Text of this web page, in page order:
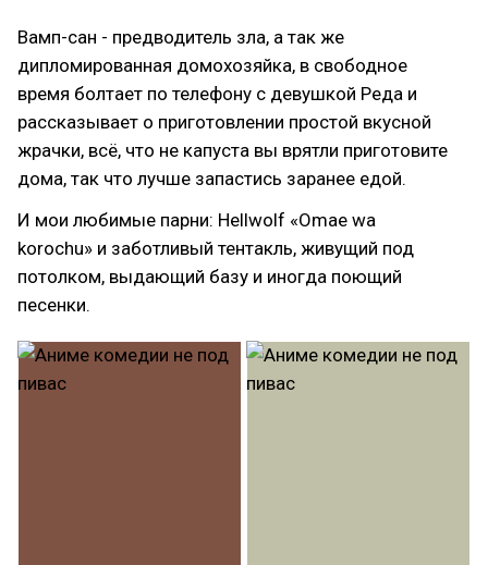
Вамп-сан - предводитель зла, а так же
дипломированная домохозяйка, в свободное
время болтает по телефону с девушкой Реда и
рассказывает о приготовлении простой вкусной
жрачки, всё, что не капуста вы врятли приготовите
дома, так что лучше запастись заранее едой.
И мои любимые парни: Hellwolf «Omae wa
korochu» и заботливый тентакль, живущий под
потолком, выдающий базу и иногда поющий
песенки.